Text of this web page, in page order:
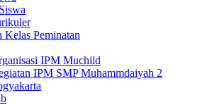
Kelas Peminatan
IPM Muchild
IPM SMP Muhammdaiyah 2